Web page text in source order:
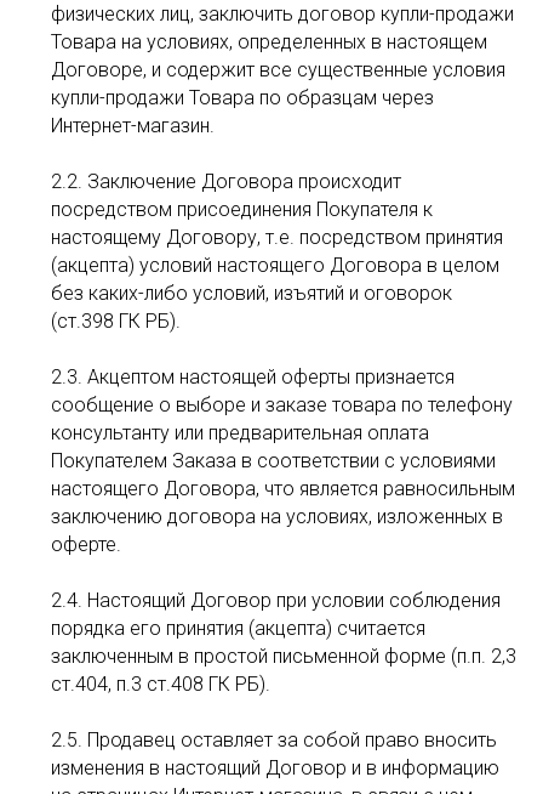
физических лиц, заключить договор купли-продажи
Товара на условиях, определенных в настоящем
Договоре, и содержит все существенные условия
купли-продажи Товара по образцам через
Интернет-магазин.
2.2. Заключение Договора происходит
посредством присоединения Покупателя к
настоящему Договору, т.е. посредством принятия
(акцепта) условий настоящего Договора в целом
без каких-либо условий, изъятий и оговорок
(ст.398 ГК РБ).
2.3. Акцептом настоящей оферты признается
сообщение о выборе и заказе товара по телефону
консультанту или предварительная оплата
Покупателем Заказа в соответствии с условиями
настоящего Договора, что является равносильным
заключению договора на условиях, изложенных в
оферте.
2.4. Настоящий Договор при условии соблюдения
порядка его принятия (акцепта) считается
заключенным в простой письменной форме (п.п. 2,3
ст.404, п.3 ст.408 ГК РБ).
2.5. Продавец оставляет за собой право вносить
изменения в настоящий Договор и в информацию